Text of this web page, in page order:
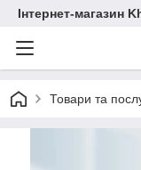
Інтернет-магазин
Товари та